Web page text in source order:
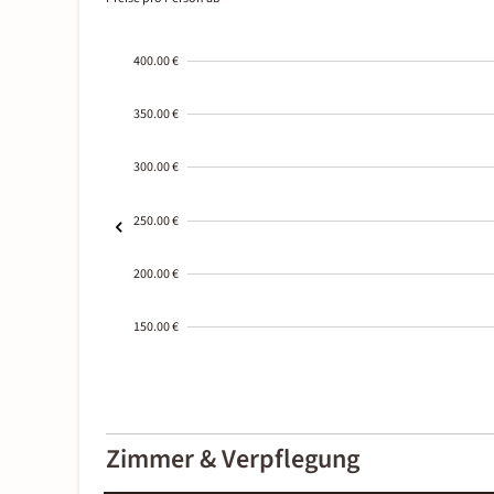
400.00 €
350.00 €
300.00 €
250.00 €
200.00 €
150.00 €
01-02
Zimmer & Verpflegung